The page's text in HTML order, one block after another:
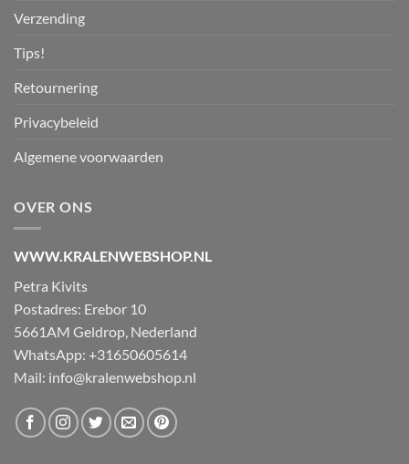
Verzending
Tips!
Retournering
Privacybeleid
Algemene voorwaarden
OVER ONS
WWW.KRALENWEBSHOP.NL
Petra Kivits
Postadres: Erebor 10
5661AM Geldrop, Nederland
WhatsApp: +31650605614
Mail: info@kralenwebshop.nl